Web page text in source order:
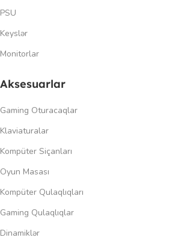
PSU
Keyslər
Monitorlar
Aksesuarlar
Gaming Oturacaqlar
Klaviaturalar
Kompüter Siçanları
Oyun Masası
Kompüter Qulaqlıqları
Gaming Qulaqlıqlar
Dinamiklər